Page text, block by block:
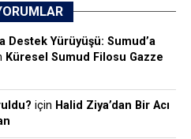
Destek Yürüyüşü: Sumud’a
Küresel Sumud Filosu Gazze
için Halid Ziya’dan Bir Acı